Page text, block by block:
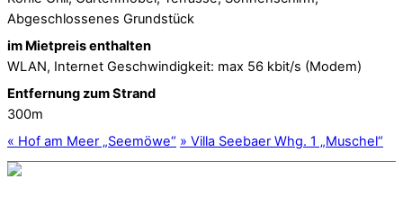
Abgeschlossenes Grundstück
im Mietpreis enthalten
WLAN, Internet Geschwindigkeit: max 56 kbit/s (Modem)
Entfernung zum Strand
300m
« Hof am Meer „Seemöwe“ » Villa Seebaer Whg. 1 „Muschel“